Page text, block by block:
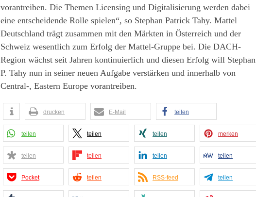
vorantreiben. Die Themen Licensing und Digitalisierung werden dabei
eine entscheidende Rolle spielen“, so Stephan Patrick Tahy. Mattel
Deutschland trägt zusammen mit den Märkten in Österreich und der
Schweiz wesentlich zum Erfolg der Mattel-Gruppe bei. Die DACH-
Region wächst seit Jahren kontinuierlich und diesen Erfolg will Stephan
P. Tahy nun in seiner neuen Aufgabe verstärken und innerhalb von
Central-, Eastern Europe vorantreiben.
drucken E-Mail teilen
teilen teilen teilen merken
teilen teilen teilen teilen
Pocket teilen RSS-feed teilen